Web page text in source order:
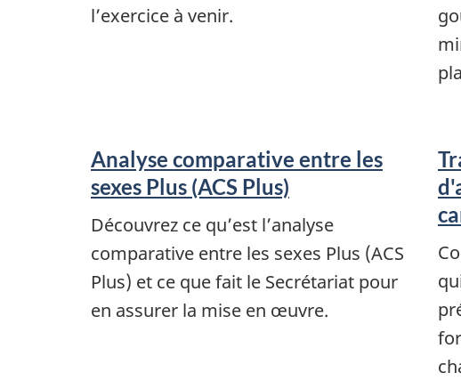
l’exercice à venir.
Analyse comparative entre les
sexes Plus (ACS Plus)
Découvrez ce qu’est l’analyse
comparative entre les sexes Plus (ACS
Plus) et ce que fait le Secrétariat pour
en assurer la mise en œuvre.